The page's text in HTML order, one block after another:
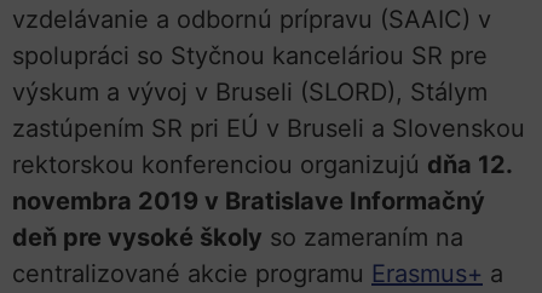
vzdelávanie a odbornú prípravu (SAAIC) v
spolupráci so Styčnou kanceláriou SR pre
výskum a vývoj v Bruseli (SLORD), Stálym
zastúpením SR pri EÚ v Bruseli a Slovenskou
rektorskou konferenciou organizujú dňa 12.
novembra 2019 v Bratislave Informačný
deň pre vysoké školy so zameraním na
centralizované akcie programu Erasmus+ a